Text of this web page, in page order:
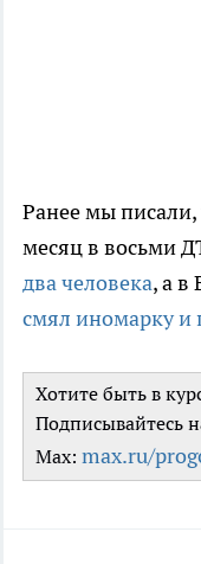
Ранее мы писали,
месяц в восьми
два человека, а в
смял иномарку и
Хотите быть в
Подписывайтесь
Max: max.ru/